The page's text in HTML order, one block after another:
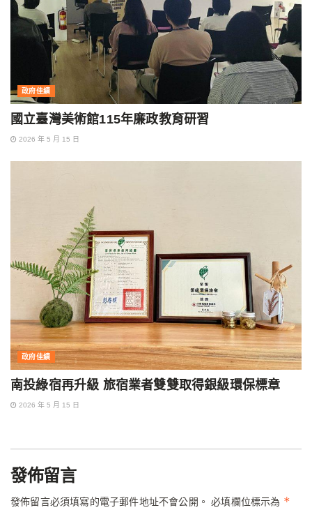
政府佳績
國立臺灣美術館115年廉政教育研習
2026 年 5 月 15 日
政府佳績
南投綠宿再升級 旅宿業者雙雙取得銀級環保標章
2026 年 5 月 15 日
發佈留言
發佈留言必須填寫的電子郵件地址不會公開。 必填欄位標示為 *